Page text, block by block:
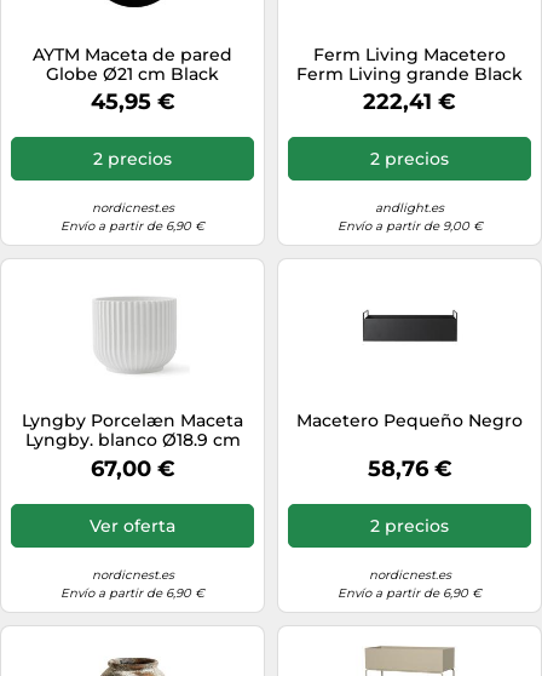
AYTM Maceta de pared
Globe Ø21 cm Black
45,95 €
2 precios
nordicnest.es
Envío a partir de 6,90 €
Ferm Living Macetero
Ferm Living grande Black
222,41 €
2 precios
andlight.es
Envío a partir de 9,00 €
Lyngby Porcelæn Maceta
Lyngby. blanco Ø18.9 cm
67,00 €
Ver oferta
nordicnest.es
Envío a partir de 6,90 €
Macetero Pequeño Negro
58,76 €
2 precios
nordicnest.es
Envío a partir de 6,90 €